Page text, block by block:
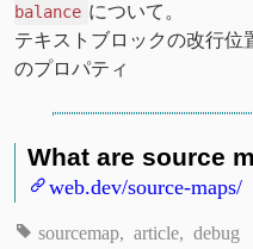
balance について。
テキストブロックの改行位
のプロパティ
What are source
web.dev/source-maps/
sourcemap article debug